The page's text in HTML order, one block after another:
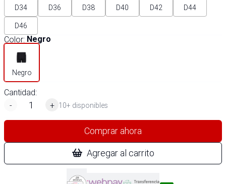
D34 D36 D38 D40 D42
D44
D46
Color: Negro
Negro
Cantidad:
-
+ 10+ disponibles
Comprar ahora
Agregar al carrito